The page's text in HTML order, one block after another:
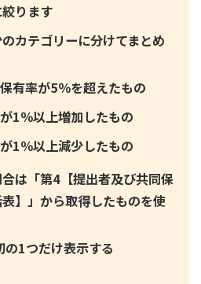
ります
カテゴリーに分けてまとめ
有率が5％を超えたもの
1％以上増加したもの
1％以上減少したもの
は「第4【提出者及び共同保
】」から取得したものを使
の1つだけ表示する